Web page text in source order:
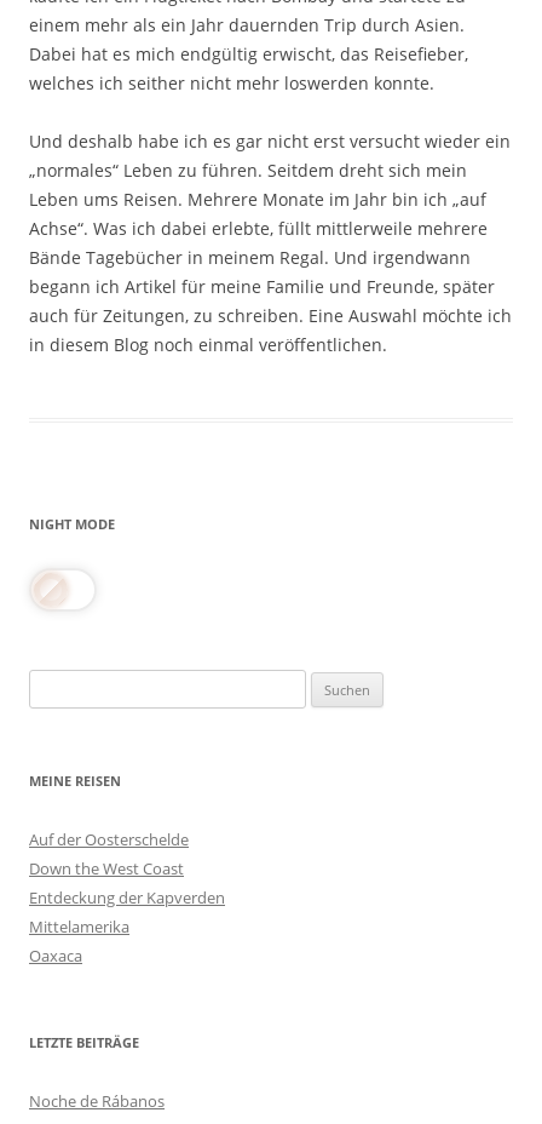
einem mehr als ein Jahr dauernden Trip durch Asien.
Dabei hat es mich endgültig erwischt, das Reisefieber,
welches ich seither nicht mehr loswerden konnte.
Und deshalb habe ich es gar nicht erst versucht wieder ein
„normales“ Leben zu führen. Seitdem dreht sich mein
Leben ums Reisen. Mehrere Monate im Jahr bin ich „auf
Achse“. Was ich dabei erlebte, füllt mittlerweile mehrere
Bände Tagebücher in meinem Regal. Und irgendwann
begann ich Artikel für meine Familie und Freunde, später
auch für Zeitungen, zu schreiben. Eine Auswahl möchte ich
in diesem Blog noch einmal veröffentlichen.
NIGHT MODE
nach:
MEINE REISEN
Auf der Oosterschelde
Down the West Coast
Entdeckung der Kapverden
Mittelamerika
Oaxaca
LETZTE BEITRÄGE
Noche de Rábanos